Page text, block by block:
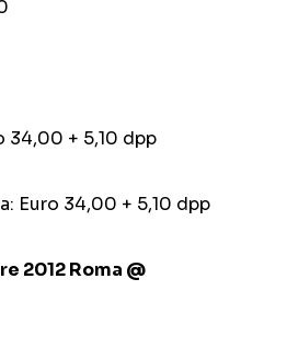
34,00 + 5,10 dpp
Euro 34,00 + 5,10 dpp
2012 Roma @